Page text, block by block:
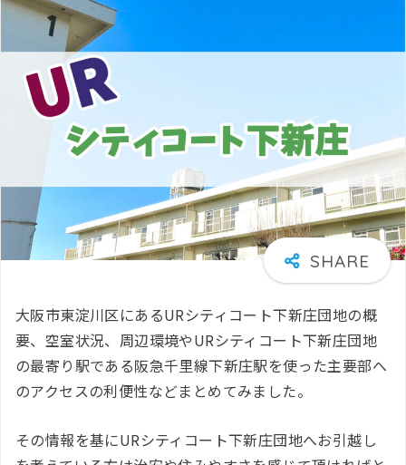
大阪市東淀川区にあるURシティコート下新庄団地の概
要、空室状況、周辺環境やURシティコート下新庄団地
の最寄り駅である阪急千里線下新庄駅を使った主要部へ
のアクセスの利便性などまとめてみました。
その情報を基にURシティコート下新庄団地へお引越し